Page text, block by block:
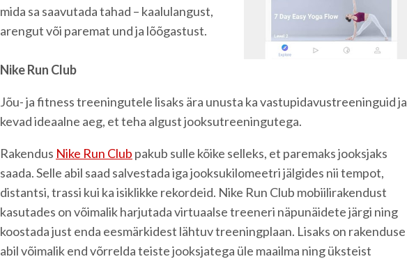
mida sa saavutada tahad – kaalulangust,
arengut või paremat und ja lõõgastust.
Nike Run Club
Jõu- ja fitness treeningutele lisaks ära unusta ka vastupidavustreeninguid ja
kevad ideaalne aeg, et teha algust jooksutreeningutega.
Rakendus Nike Run Club pakub sulle kõike selleks, et paremaks jooksjaks
saada. Selle abil saad salvestada iga jooksukilomeetri jälgides nii tempot,
distantsi, trassi kui ka isiklikke rekordeid. Nike Run Club mobiilirakendust
kasutades on võimalik harjutada virtuaalse treeneri näpunäidete järgi ning
koostada just enda eesmärkidest lähtuv treeningplaan. Lisaks on rakenduse
abil võimalik end võrrelda teiste jooksjatega üle maailma ning üksteist